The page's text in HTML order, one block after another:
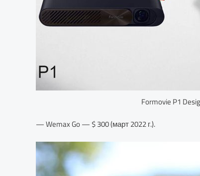
Formovie P1
— Wemax Go — $ 300 (март 2022 г.).